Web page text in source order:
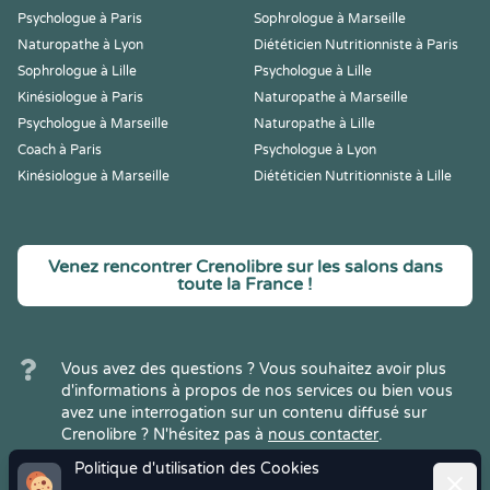
Politique d'utilisation des Cookies
Psychologue à Paris
Sophrologue à Marseille
Naturopathe à Lyon
Diététicien Nutritionniste à Paris
Sophrologue à Lille
Psychologue à Lille
Kinésiologue à Paris
Naturopathe à Marseille
Psychologue à Marseille
Naturopathe à Lille
Coach à Paris
Psychologue à Lyon
Kinésiologue à Marseille
Diététicien Nutritionniste à Lille
Venez rencontrer Crenolibre sur les salons dans
toute la France !
Vous avez des questions ? Vous souhaitez avoir plus
d'informations à propos de nos services ou bien vous
avez une interrogation sur un contenu diffusé sur
Crenolibre ? N'hésitez pas à nous contacter.